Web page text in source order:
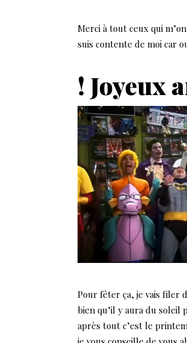
Merci à tout ceux qui
suis contente de moi car
! Joyeux
Pour fêter ça, je vais filer
bien qu’il y aura du soleil
après tout c’est le